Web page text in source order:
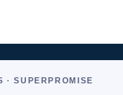
· SUPERPROMISE